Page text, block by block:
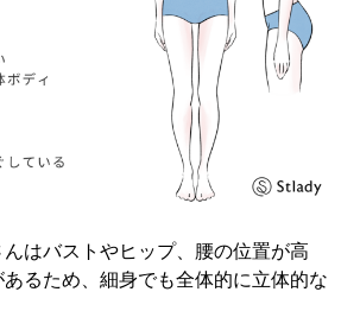
はバストやヒップ、腰の位置が高
あるため、細身でも全体的に立体的な